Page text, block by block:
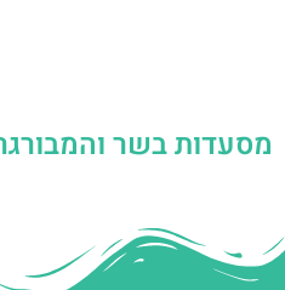
מסעדות בשר